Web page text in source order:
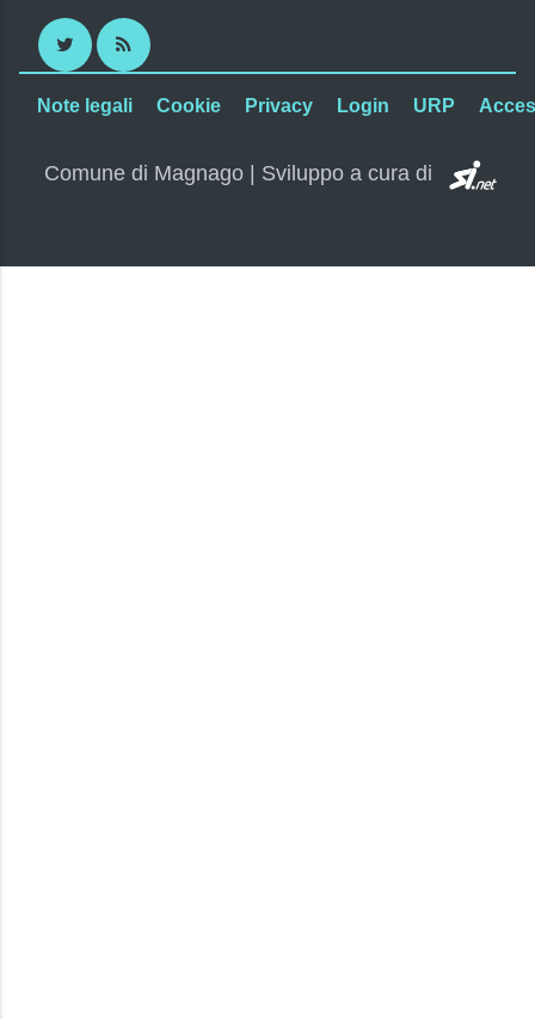
Twitter RSS
Note legali Cookie Privacy Login URP
Comune di Magnago | Sviluppo a cura di